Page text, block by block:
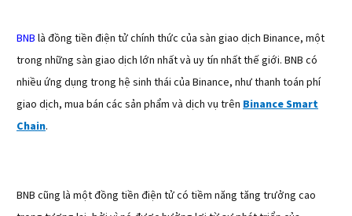
BNB là đồng tiền điện tử chính thức của sàn giao dịch Binance, một
trong những sàn giao dịch lớn nhất và uy tín nhất thế giới. BNB có
nhiều ứng dụng trong hệ sinh thái của Binance, như thanh toán phí
giao dịch, mua bán các sản phẩm và dịch vụ trên Binance Smart
Chain.
BNB cũng là một đồng tiền điện tử có tiềm năng tăng trưởng cao